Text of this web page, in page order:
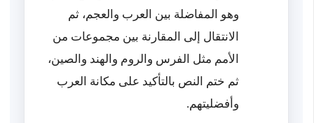
وهو المفاضلة بين العرب والعجم، ثم
الانتقال إلى المقارنة بين مجموعات من
الأمم مثل الفرس والروم والهند والصين،
ثم ختم النص بالتأكيد على مكانة العرب
وأفضليتهم.